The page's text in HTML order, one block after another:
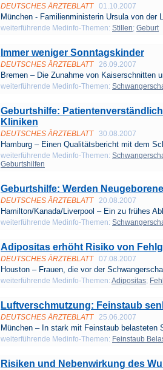
DEUTSCHES ÄRZTEBLATT 01.10.2007
München - Familienministerin Ursula von der
weiterführende Medinfo-Themen: Stillen; Geburt
Immer weniger Sonntagskinder
DEUTSCHES ÄRZTEBLATT 26.09.2007
Bremen – Die Zunahme von Kaiserschnitten
weiterführende Medinfo-Themen:
Geburtshilfe:
Kliniken
DEUTSCHES ÄRZTEBLATT 30.08.2007
Hamburg – Einen Qualitätsbericht mit dem
weiterführende Medinfo-Themen:
Geburtshilfen
Geburtshilfe: Werden
DEUTSCHES ÄRZTEBLATT 20.08.2007
Hamilton/Kanada/Liverpool – Ein zu frühes
weiterführende Medinfo-Themen:
Adipositas erhöht Risiko von
DEUTSCHES ÄRZTEBLATT 07.08.2007
Houston – Frauen, die vor der
weiterführende Medinfo-Themen: Adipositas;
Luftverschmutzung: Feinstaub
DEUTSCHES ÄRZTEBLATT 25.06.2007
München – In stark mit Feinstaub belasteten
weiterführende Medinfo-Themen: Feinstaub
Risiken und Nebenwirkung des